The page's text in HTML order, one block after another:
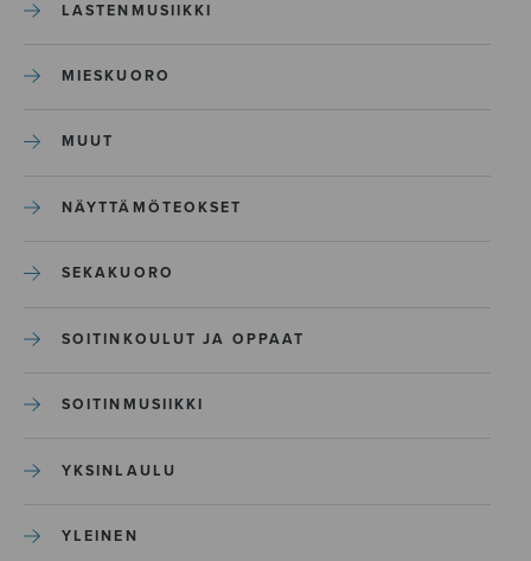
LASTENMUSIIKKI
MIESKUORO
MUUT
NÄYTTÄMÖTEOKSET
SEKAKUORO
SOITINKOULUT JA OPPAAT
SOITINMUSIIKKI
YKSINLAULU
YLEINEN